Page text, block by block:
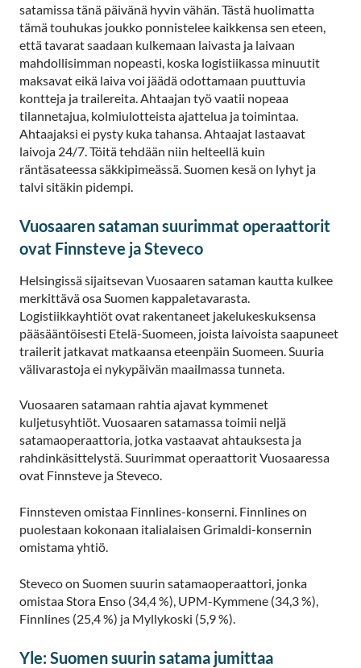
satamissa tänä päivänä hyvin vähän. Tästä huolimatta
tämä touhukas joukko ponnistelee kaikkensa sen eteen,
että tavarat saadaan kulkemaan laivasta ja laivaan
mahdollisimman nopeasti, koska logistiikassa minuutit
maksavat eikä laiva voi jäädä odottamaan puuttuvia
kontteja ja trailereita. Ahtaajan työ vaatii nopeaa
tilannetajua, kolmiulotteista ajattelua ja toimintaa.
Ahtaajaksi ei pysty kuka tahansa. Ahtaajat lastaavat
laivoja 24/7. Töitä tehdään niin helteellä kuin
räntäsateessa säkkipimeässä. Suomen kesä on lyhyt ja
talvi sitäkin pidempi.
Vuosaaren sataman suurimmat operaattorit
ovat Finnsteve ja Steveco
Helsingissä sijaitsevan Vuosaaren sataman kautta kulkee
merkittävä osa Suomen kappaletavarasta.
Logistiikkayhtiöt ovat rakentaneet jakelukeskuksensa
pääsääntöisesti Etelä-Suomeen, joista laivoista saapuneet
trailerit jatkavat matkaansa eteenpäin Suomeen. Suuria
välivarastoja ei nykypäivän maailmassa tunneta.
Vuosaaren satamaan rahtia ajavat kymmenet
kuljetusyhtiöt. Vuosaaren satamassa toimii neljä
satamaoperaattoria, jotka vastaavat ahtauksesta ja
rahdinkäsittelystä. Suurimmat operaattorit Vuosaaressa
ovat Finnsteve ja Steveco.
Finnsteven omistaa Finnlines-konserni. Finnlines on
puolestaan kokonaan italialaisen Grimaldi-konsernin
omistama yhtiö.
Steveco on Suomen suurin satamaoperaattori, jonka
omistaa Stora Enso (34,4 %), UPM-Kymmene (34,3 %),
Finnlines (25,4 %) ja Myllykoski (5,9 %).
Yle: Suomen suurin satama jumittaa